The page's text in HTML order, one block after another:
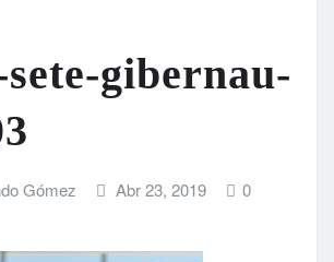
gibernau-
Gómez Abr 23, 2019 0